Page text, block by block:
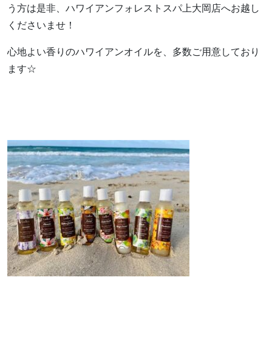
う方は是非、ハワイアンフォレストスパ上大岡店へお越し
くださいませ！
心地よい香りのハワイアンオイルを、多数ご用意しており
ます☆